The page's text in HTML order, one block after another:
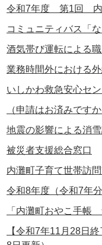
令和7年度 第1回 内
コミュニティバス「
酒気帯び運転による
業務時間外における
いしかわ救急安心セ
（申請はお済みです
地震の影響による消
被災者支援総合窓口
内灘町子育て世帯訪
令和8年度（令和7年
「内灘町おやこ手帳
【令和7年11月28日